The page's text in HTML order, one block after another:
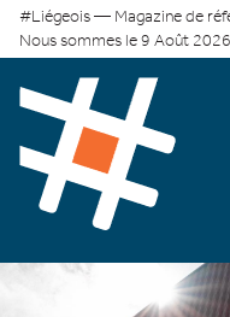
#Liégeois — Magazine de
Nous sommes le 9 Août